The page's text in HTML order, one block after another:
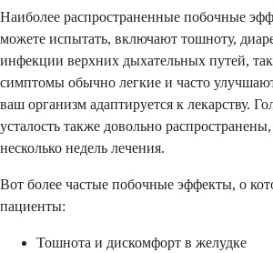
Наиболее распространенные побочные
можете испытать, включают тошноту,
инфекции верхних дыхательных путей,
симптомы обычно легкие и часто
ваш организм адаптируется к лекарству.
усталость также довольно
несколько недель лечения.
Вот более частые побочные эффекты, о
пациенты:
Тошнота и дискомфорт в желудке